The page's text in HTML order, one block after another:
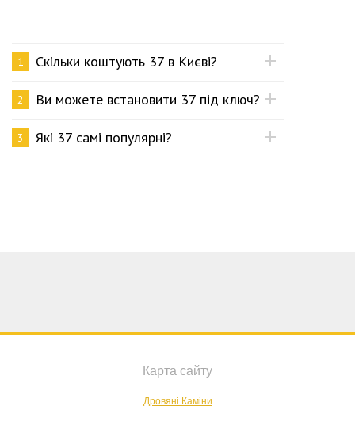
1 Скільки коштують 37 в Києві?
2 Ви можете встановити 37 під ключ?
3 Які 37 самі популярні?
Карта сайту
Дровяні Каміни